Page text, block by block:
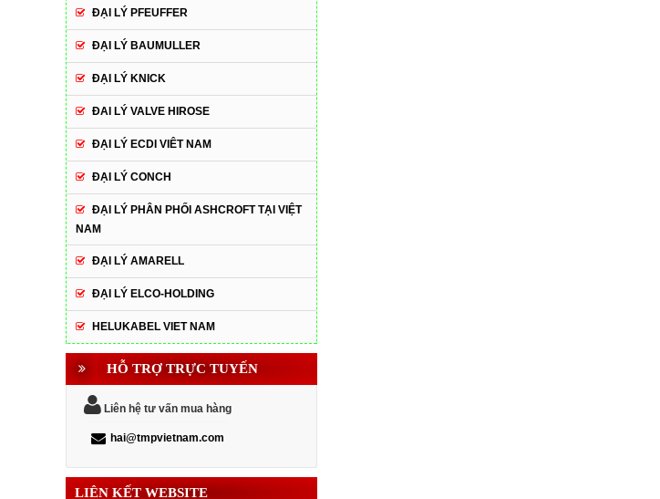
ĐẠI LÝ PFEUFFER
ĐẠI LÝ BAUMULLER
ĐẠI LÝ KNICK
ĐAI LÝ VALVE HIROSE
ĐẠI LÝ ECDI VIÊT NAM
ĐẠI LÝ CONCH
ĐẠI LÝ PHÂN PHỐI ASHCROFT TẠI VIỆT
NAM
ĐẠI LÝ AMARELL
ĐẠI LÝ ELCO-HOLDING
HELUKABEL VIET NAM
HỖ TRỢ TRỰC TUYẾN
Liên hệ tư vấn mua hàng
hai@tmpvietnam.com
LIÊN KẾT WEBSITE